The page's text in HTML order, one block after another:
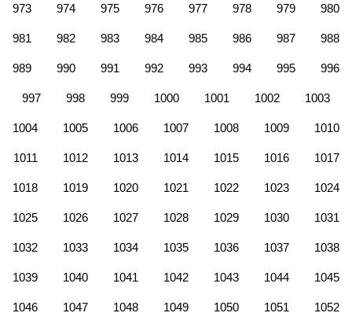
973 974 975 976 977 978 979 980
981 982 983 984 985 986 987 988
989 990 991 992 993 994 995 996
997 998 999 1000 1001 1002 1003
1004 1005 1006 1007 1008 1009 1010
1011 1012 1013 1014 1015 1016 1017
1018 1019 1020 1021 1022 1023 1024
1025 1026 1027 1028 1029 1030 1031
1032 1033 1034 1035 1036 1037 1038
1039 1040 1041 1042 1043 1044 1045
1046 1047 1048 1049 1050 1051 1052